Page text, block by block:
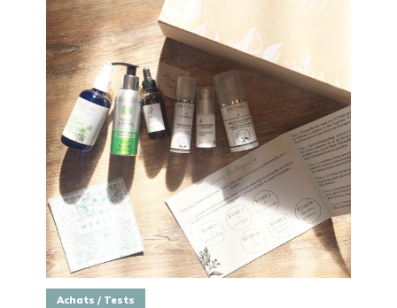
Achats / Tests